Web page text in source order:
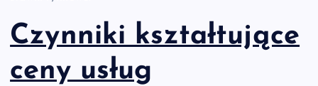
Czynniki kształtujące
ceny usług